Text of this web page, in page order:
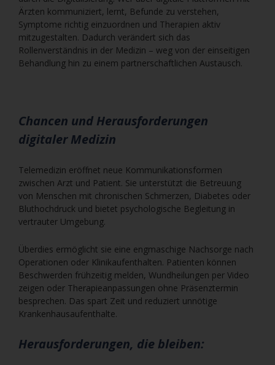
Ärzten kommuniziert, lernt, Befunde zu verstehen,
Symptome richtig einzuordnen und Therapien aktiv
mitzugestalten. Dadurch verändert sich das
Rollenverständnis in der Medizin – weg von der einseitigen
Behandlung hin zu einem partnerschaftlichen Austausch.
Chancen und Herausforderungen
digitaler Medizin
Telemedizin eröffnet neue Kommunikationsformen
zwischen Arzt und Patient. Sie unterstützt die Betreuung
von Menschen mit chronischen Schmerzen, Diabetes oder
Bluthochdruck und bietet psychologische Begleitung in
vertrauter Umgebung.
Überdies ermöglicht sie eine engmaschige Nachsorge nach
Operationen oder Klinikaufenthalten. Patienten können
Beschwerden frühzeitig melden, Wundheilungen per Video
zeigen oder Therapieanpassungen ohne Präsenztermin
besprechen. Das spart Zeit und reduziert unnötige
Krankenhausaufenthalte.
Herausforderungen, die bleiben: